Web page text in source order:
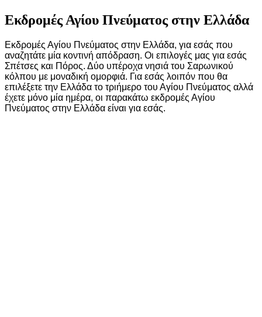
Εκδρομές Αγίου Πνεύματος στην Ελλάδα
Εκδρομές Αγίου Πνεύματος στην Ελλάδα, για εσάς που
αναζητάτε μία κοντινή απόδραση. Οι επιλογές μας για εσάς
Σπέτσες και Πόρος. Δύο υπέροχα νησιά του Σαρωνικού
κόλπου με μοναδική ομορφιά. Για εσάς λοιπόν που θα
επιλέξετε την Ελλάδα το τριήμερο του Αγίου Πνεύματος αλλά
έχετε μόνο μία ημέρα, οι παρακάτω εκδρομές Αγίου
Πνεύματος στην Ελλάδα είναι για εσάς.